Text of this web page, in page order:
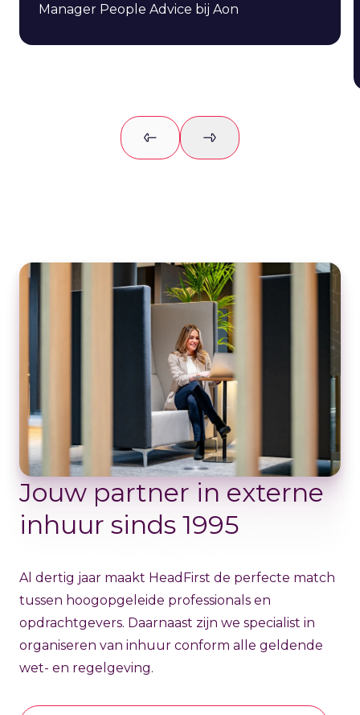
Manager People Advice bij Aon
Previous slideNext slide
Jouw partner in externe
inhuur sinds 1995
Al dertig jaar maakt HeadFirst de perfecte match
tussen hoogopgeleide professionals en
opdrachtgevers. Daarnaast zijn we specialist in
organiseren van inhuur conform alle geldende
wet- en regelgeving.